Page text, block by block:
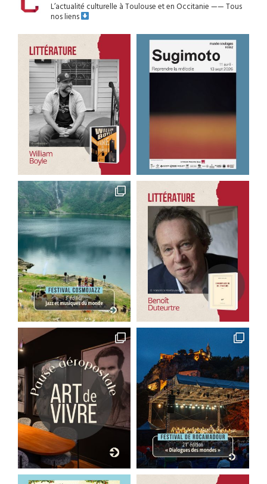
L’actualité culturelle à Toulouse et en Occitanie——Tous
nos liens